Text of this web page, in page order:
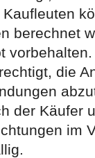
berechnet
vorbehalten.
die
der Käufer
im